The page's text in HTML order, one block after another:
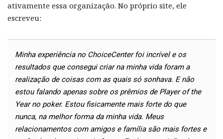
ativamente essa organização. No próprio site, ele
escreveu:
Minha experiência no ChoiceCenter foi incrível e os
resultados que consegui criar na minha vida foram a
realização de coisas com as quais só sonhava. E não
estou falando apenas sobre os prêmios de Player of the
Year no poker. Estou fisicamente mais forte do que
nunca, na melhor forma da minha vida. Meus
relacionamentos com amigos e família são mais fortes e